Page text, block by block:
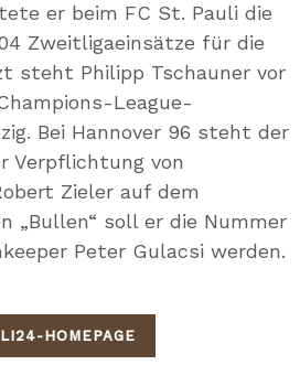
er beim FC St. Pauli die
Zweitligaeinsätze für die
steht Philipp Tschauner vor
League-
Bei Hannover 96 steht der
Verpflichtung von
Zieler auf dem
„Bullen“ soll er die Nummer
Peter Gulacsi werden.
HOMEPAGE